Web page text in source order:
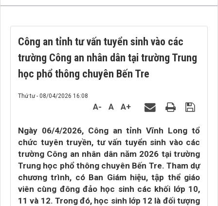
Công an tỉnh tư vấn tuyển sinh vào các
trường Công an nhân dân tại trường Trung
học phổ thông chuyên Bến Tre
Thứ tư - 08/04/2026 16:08
A- A A+
Ngày 06/4/2026, Công an tỉnh Vĩnh Long tổ
chức tuyên truyền, tư vấn tuyển sinh vào các
trường Công an nhân dân năm 2026 tại trường
Trung học phổ thông chuyên Bến Tre. Tham dự
chương trình, có Ban Giám hiệu, tập thể giáo
viên cùng đông đảo học sinh các khối lớp 10,
11 và 12. Trong đó, học sinh lớp 12 là đối tượng